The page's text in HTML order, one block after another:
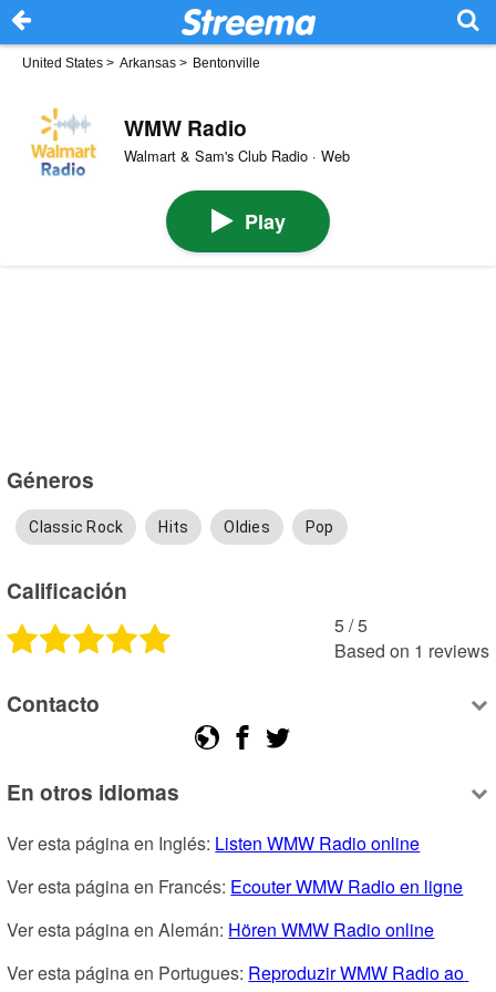
United States > Arkansas > Bentonville
WMW Radio
Walmart & Sam's Club Radio · Web
Play
Géneros
Classic Rock Hits Oldies Pop
Calificación
5 /5
Based on 1 reviews
Contacto
En otros idiomas
Ver esta página en Inglés: Listen WMW Radio online
Ver esta página en Francés: Ecouter WMW Radio en ligne
Ver esta página en Alemán: Hören WMW Radio online
Ver esta página en Portugues: Reproduzir WMW Radio ao